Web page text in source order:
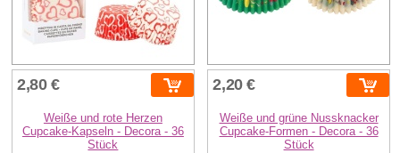
2,80 €
Weiße und rote Herzen
Cupcake-Kapseln - Decora - 36
Stück
2,20 €
Weiße und grüne Nussknacker
Cupcake-Formen - Decora - 36
Stück